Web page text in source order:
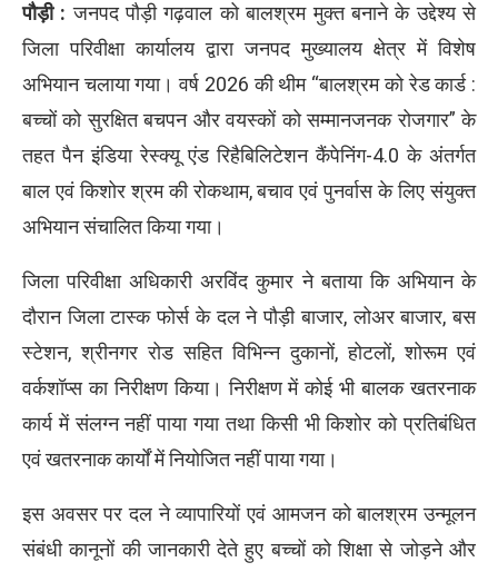
पौड़ी : जनपद पौड़ी गढ़वाल को बालश्रम मुक्त बनाने के उद्देश्य से
जिला परिवीक्षा कार्यालय द्वारा जनपद मुख्यालय क्षेत्र में विशेष
अभियान चलाया गया। वर्ष 2026 की थीम “बालश्रम को रेड कार्ड :
बच्चों को सुरक्षित बचपन और वयस्कों को सम्मानजनक रोजगार” के
तहत पैन इंडिया रेस्क्यू एंड रिहैबिलिटेशन कैंपेनिंग-4.0 के अंतर्गत
बाल एवं किशोर श्रम की रोकथाम, बचाव एवं पुनर्वास के लिए संयुक्त
अभियान संचालित किया गया।
जिला परिवीक्षा अधिकारी अरविंद कुमार ने बताया कि अभियान के
दौरान जिला टास्क फोर्स के दल ने पौड़ी बाजार, लोअर बाजार, बस
स्टेशन, श्रीनगर रोड सहित विभिन्न दुकानों, होटलों, शोरूम एवं
वर्कशॉप्स का निरीक्षण किया। निरीक्षण में कोई भी बालक खतरनाक
कार्य में संलग्न नहीं पाया गया तथा किसी भी किशोर को प्रतिबंधित
एवं खतरनाक कार्यों में नियोजित नहीं पाया गया।
इस अवसर पर दल ने व्यापारियों एवं आमजन को बालश्रम उन्मूलन
संबंधी कानूनों की जानकारी देते हुए बच्चों को शिक्षा से जोड़ने और